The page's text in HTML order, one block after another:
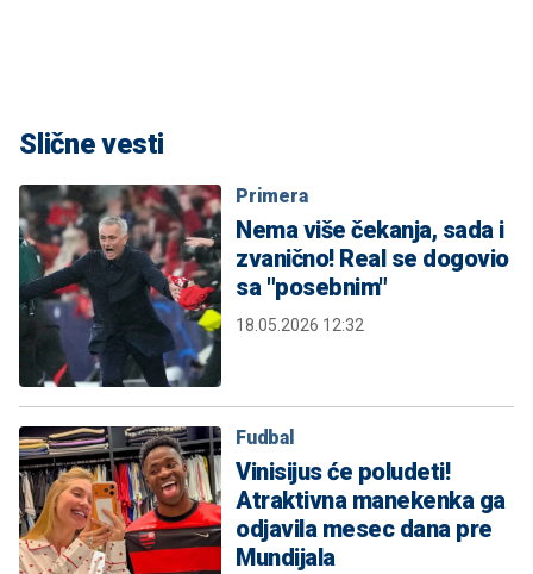
Slične vesti
Primera
Nema više čekanja, sada i
zvanično! Real se dogovio
sa "posebnim"
18.05.2026 12:32
Fudbal
Vinisijus će poludeti!
Atraktivna manekenka ga
odjavila mesec dana pre
Mundijala